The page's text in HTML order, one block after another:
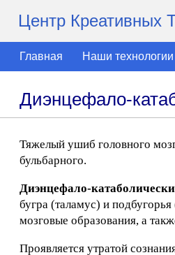
Центр Креативных
Главная Наши технологии
Диэнцефало-
Тяжелый ушиб головного
бульбарного.
Диэнцефало-
бугра (таламус) и
мозговые образования, а
Проявляется утратой